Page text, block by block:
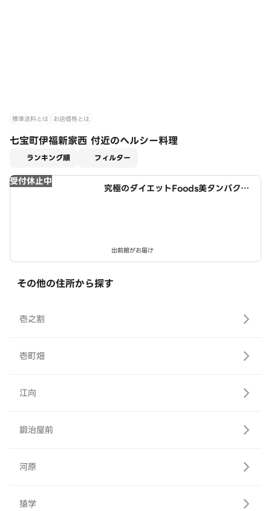
標準送料とは お店価格とは
七宝町伊福新家西 付近のヘルシー料理
ランキング順 フィルター
受付休止中
究極のダイエットFoods美タンパクラ
出前館がお届け
その他の住所から探す
壱之割
壱町畑
江向
鍛治屋前
河原
猿学